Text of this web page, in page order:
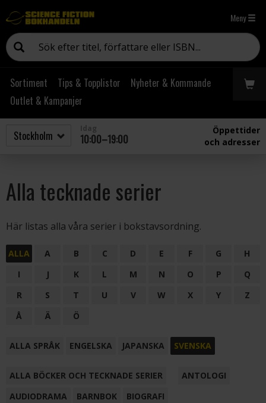
Meny
Sortiment Tips & Topplistor
Nyheter & Kommande
Outlet & Kampanjer
10:00–19:00
Öppettider
och adresser
Alla tecknade serier
Här listas alla våra serier i bokstavsordning.
ALLA A B C D E F G
H
I
J K L M N O P
Q
R
S T U V W X Y
Z
Å
Ä Ö
ALLA SPRÅK ENGELSKA JAPANSKA SVENSKA
ALLA BÖCKER OCH TECKNADE SERIER
ANTOLOGI
AUDIODRAMA
BARNBOK
BIOGRAFI